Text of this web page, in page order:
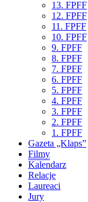
13. FPFF
12. FPFF
11. FPFF
10. FPFF
9. FPFF
8. FPFF
7. FPFF
6. FPFF
5. FPFF
4. FPFF
3. FPFF
2. FPFF
1. FPFF
Gazeta „Klaps”
Filmy
Kalendarz
Relacje
Laureaci
Jury